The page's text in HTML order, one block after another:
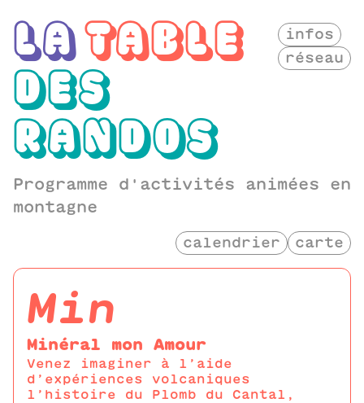
LATABLE
DES
RANDOS
Programme d'activités animées en
montagne
infos
réseau
calendrier carte
min
Minéral mon Amour
Venez imaginer à l’aide
d’expériences volcaniques
l’histoire du Plomb du Cantal,